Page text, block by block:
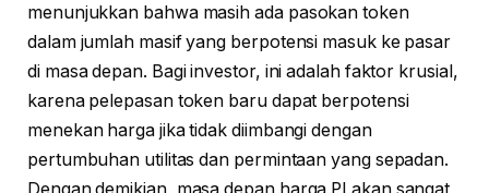
menunjukkan bahwa masih ada pasokan token
dalam jumlah masif yang berpotensi masuk ke pasar
di masa depan. Bagi investor, ini adalah faktor krusial,
karena pelepasan token baru dapat berpotensi
menekan harga jika tidak diimbangi dengan
pertumbuhan utilitas dan permintaan yang sepadan.
Dengan demikian, masa depan harga PI akan sangat